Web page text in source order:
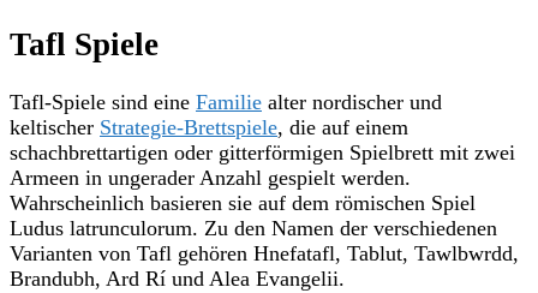
Tafl Spiele
Tafl-Spiele sind eine Familie alter nordischer und
keltischer Strategie-Brettspiele, die auf einem
schachbrettartigen oder gitterförmigen Spielbrett mit zwei
Armeen in ungerader Anzahl gespielt werden.
Wahrscheinlich basieren sie auf dem römischen Spiel
Ludus latrunculorum. Zu den Namen der verschiedenen
Varianten von Tafl gehören Hnefatafl, Tablut, Tawlbwrdd,
Brandubh, Ard Rí und Alea Evangelii.